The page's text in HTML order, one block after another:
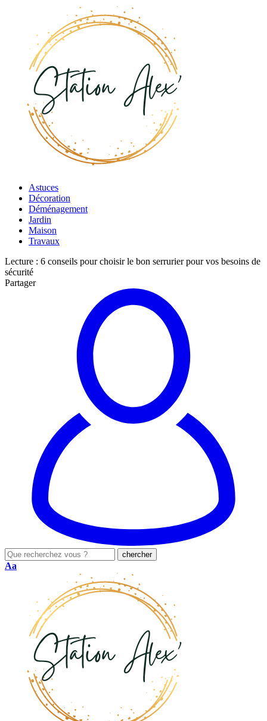
Astuces
Décoration
Déménagement
Jardin
Maison
Travaux
Lecture : 6 conseils pour choisir le bon serrurier pour vos besoins de
sécurité
Partager
Aa